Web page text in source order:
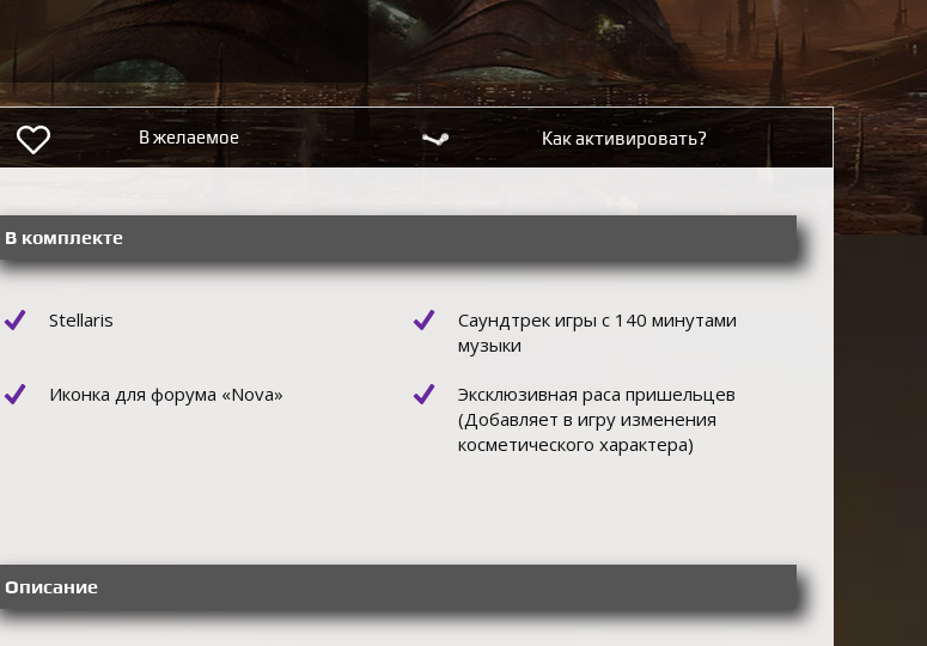
В желаемое Как активировать?
В комплекте
Stellaris
Саундтрек игры с 140 минутами
музыки
Иконка для форума «Nova»
Эксклюзивная раса пришельцев
(Добавляет в игру изменения
косметического характера)
Описание